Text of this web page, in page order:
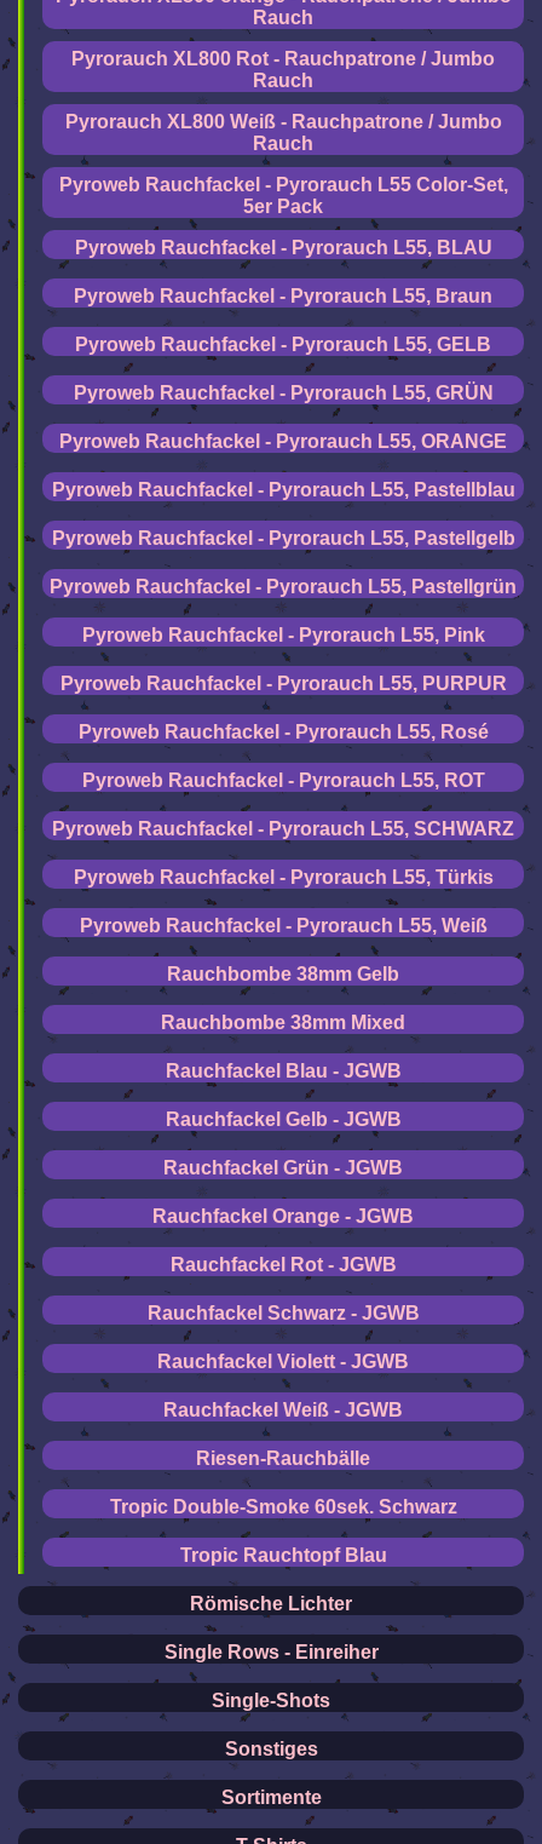
Rauch
Pyrorauch XL800 Rot - Rauchpatrone / Jumbo
Rauch
Pyrorauch XL800 Weiß - Rauchpatrone / Jumbo
Rauch
Pyroweb Rauchfackel - Pyrorauch L55 Color-Set,
5er Pack
Pyroweb Rauchfackel - Pyrorauch L55, BLAU
Pyroweb Rauchfackel - Pyrorauch L55, Braun
Pyroweb Rauchfackel - Pyrorauch L55, GELB
Pyroweb Rauchfackel - Pyrorauch L55, GRÜN
Pyroweb Rauchfackel - Pyrorauch L55, ORANGE
Pyroweb Rauchfackel - Pyrorauch L55, Pastellblau
Pyroweb Rauchfackel - Pyrorauch L55, Pastellgelb
Pyroweb Rauchfackel - Pyrorauch L55, Pastellgrün
Pyroweb Rauchfackel - Pyrorauch L55, Pink
Pyroweb Rauchfackel - Pyrorauch L55, PURPUR
Pyroweb Rauchfackel - Pyrorauch L55, Rosé
Pyroweb Rauchfackel - Pyrorauch L55, ROT
Pyroweb Rauchfackel - Pyrorauch L55, SCHWARZ
Pyroweb Rauchfackel - Pyrorauch L55, Türkis
Pyroweb Rauchfackel - Pyrorauch L55, Weiß
Rauchbombe 38mm Gelb
Rauchbombe 38mm Mixed
Rauchfackel Blau - JGWB
Rauchfackel Gelb - JGWB
Rauchfackel Grün - JGWB
Rauchfackel Orange - JGWB
Rauchfackel Rot - JGWB
Rauchfackel Schwarz - JGWB
Rauchfackel Violett - JGWB
Rauchfackel Weiß - JGWB
Riesen-Rauchbälle
Tropic Double-Smoke 60sek. Schwarz
Tropic Rauchtopf Blau
Römische Lichter
Single Rows - Einreiher
Single-Shots
Sonstiges
Sortimente